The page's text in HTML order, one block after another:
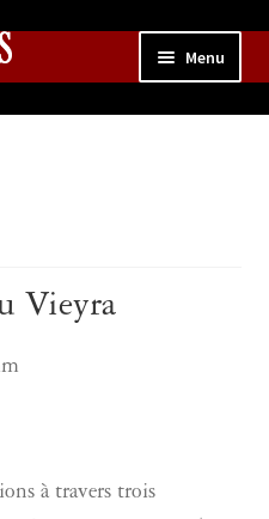
Menu
Vieyra
à travers trois